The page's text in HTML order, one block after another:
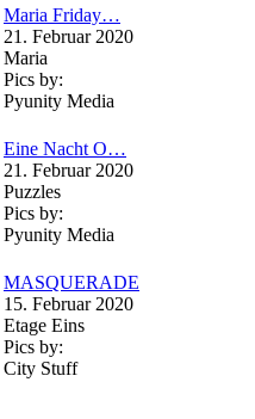
Maria Friday…
21. Februar 2020
Maria
Pics by:
Pyunity Media
Eine Nacht O…
21. Februar 2020
Puzzles
Pics by:
Pyunity Media
MASQUERADE
15. Februar 2020
Etage Eins
Pics by:
City Stuff